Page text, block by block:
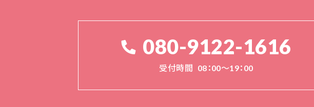
080-9122-1616
受付時間 08：00～19：00